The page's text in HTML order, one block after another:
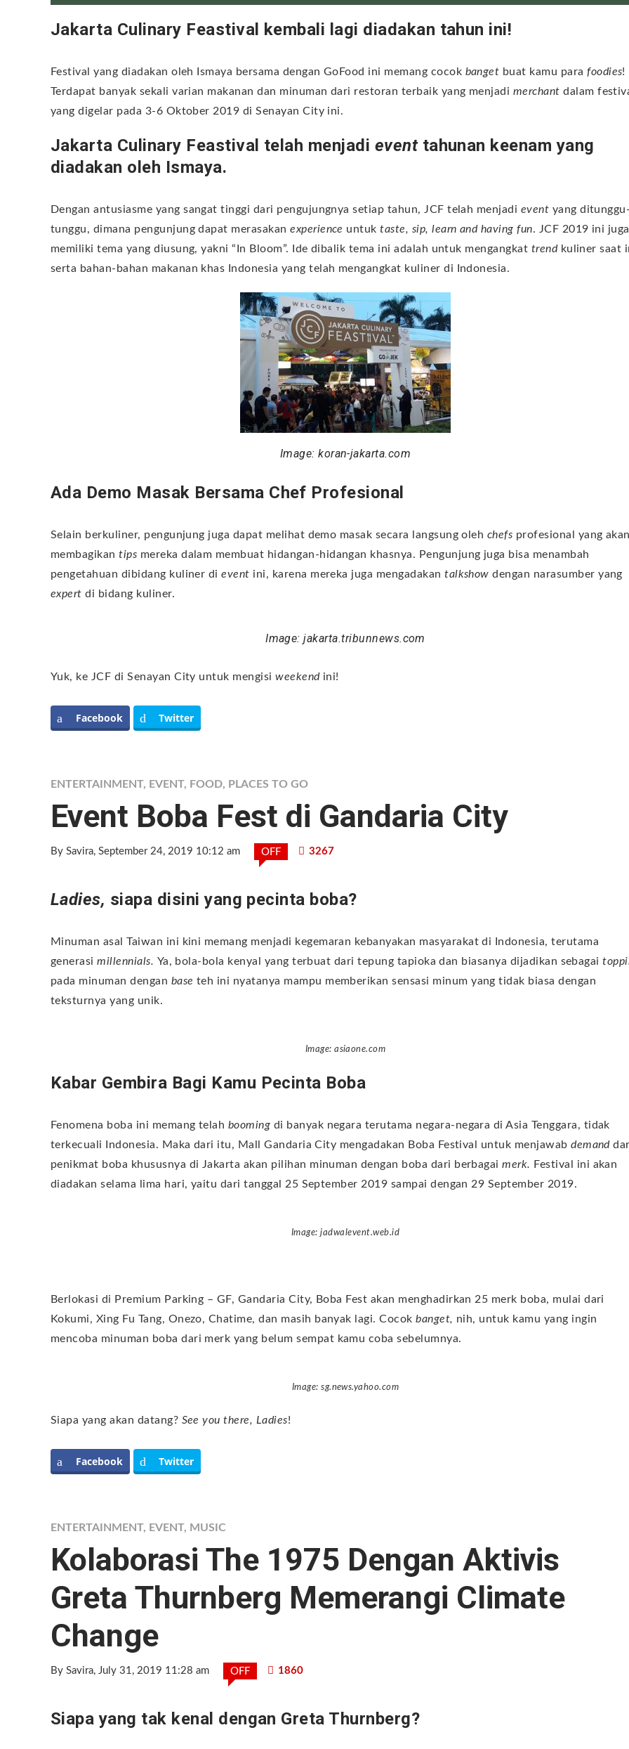
Jakarta Culinary Feastival kembali lagi diadakan tahun ini!
Festival yang diadakan oleh Ismaya bersama dengan GoFood ini memang cocok banget buat kamu parafoodies!
Terdapat banyak sekali varian makanan dan minuman dari restoran terbaik yang menjadi merchantdalam
yang digelar pada 3-6 Oktober 2019 di Senayan City ini.
Jakarta Culinary Feastival telah menjadi event tahunan keenam yang
diadakan oleh Ismaya.
Dengan antusiasme yang sangat tinggi dari pengujungnya setiap tahun, JCF telah menjadi event yang
tunggu, dimana pengunjung dapat merasakanexperience untuktaste, sip, learn and having fun. JCF 2019 ini juga
memiliki tema yang diusung, yakni “In Bloom”. Ide dibalik tema ini adalah untuk mengangkat trend kuliner saat
serta bahan-bahan makanan khas Indonesia yang telah mengangkat kuliner di Indonesia.
Image: koran-jakarta.com
Ada Demo Masak Bersama Chef Profesional
Selain berkuliner, pengunjung juga dapat melihat demo masak secara langsung oleh chefs profesional yang
membagikantips mereka dalam membuat hidangan-hidangan khasnya. Pengunjung juga bisa menambah
pengetahuan dibidang kuliner dievent ini, karena mereka juga mengadakantalkshowdengan narasumber yang
expertdi bidang kuliner.
Image: jakarta.tribunnews.com
Yuk, ke JCF di Senayan City untuk mengisiweekend ini!
Facebook Twitter
ENTERTAINMENT, EVENT, FOOD, PLACES TO GO
Event Boba Fest di Gandaria City
By Savira, September 24, 2019 10:12 am OFF 3267
Ladies, siapa disini yang pecinta boba?
Minuman asal Taiwan ini kini memang menjadi kegemaran kebanyakan masyarakat di Indonesia, terutama
generasimillennials. Ya, bola-bola kenyal yang terbuat dari tepung tapioka dan biasanya dijadikan sebagai
pada minuman dengan baseteh ini nyatanya mampu memberikan sensasi minum yang tidak biasa dengan
teksturnya yang unik.
Image: asiaone.com
Kabar Gembira Bagi Kamu Pecinta Boba
Fenomena boba ini memang telah booming di banyak negara terutama negara-negara di Asia Tenggara, tidak
terkecuali Indonesia. Maka dari itu, Mall Gandaria City mengadakan Boba Festival untuk menjawabdemand
penikmat boba khususnya di Jakarta akan pilihan minuman dengan boba dari berbagaimerk. Festival ini akan
diadakan selama lima hari, yaitu dari tanggal 25 September 2019 sampai dengan 29 September 2019.
Image: jadwalevent.web.id
Berlokasi di Premium Parking – GF, Gandaria City, Boba Fest akan menghadirkan 25 merk boba, mulai dari
Kokumi, Xing Fu Tang, Onezo, Chatime, dan masih banyak lagi. Cocokbanget, nih, untuk kamu yang ingin
mencoba minuman boba dari merk yang belum sempat kamu coba sebelumnya.
Image: sg.news.yahoo.com
Siapa yang akan datang? See you there, Ladies!
Facebook Twitter
ENTERTAINMENT, EVENT, MUSIC
Kolaborasi The 1975 Dengan Aktivis
Greta Thurnberg Memerangi Climate
Change
By Savira, July 31, 2019 11:28 am OFF 1860
Siapa yang tak kenal dengan Greta Thurnberg?